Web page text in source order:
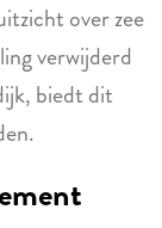
over zee
verwijderd
biedt dit